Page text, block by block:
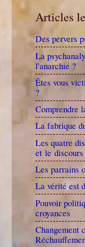
Articles
Des pervers
La
l'anarchie ?
Êtes vous
?
Comprendre
La fabrique
Les quatre
et le
Les parrains
La vérité est
Pouvoir
croyances